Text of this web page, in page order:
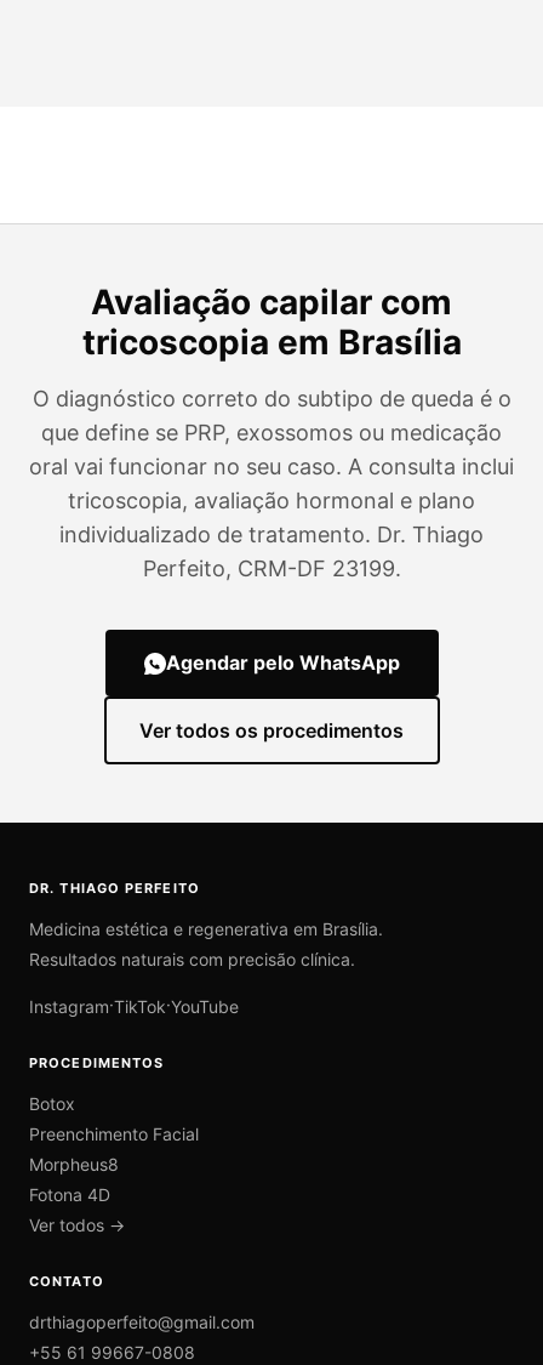
Avaliação capilar com
tricoscopia em Brasília
O diagnóstico correto do subtipo de queda é o
que define se PRP, exossomos ou medicação
oral vai funcionar no seu caso. A consulta inclui
tricoscopia, avaliação hormonal e plano
individualizado de tratamento. Dr. Thiago
Perfeito, CRM-DF 23199.
Agendar pelo WhatsApp
Ver todos os procedimentos
DR. THIAGO PERFEITO
Medicina estética e regenerativa em Brasília.
Resultados naturais com precisão clínica.
Instagram·TikTok·YouTube
PROCEDIMENTOS
Botox
Preenchimento Facial
Morpheus8
Fotona 4D
Ver todos →
CONTATO
drthiagoperfeito@gmail.com
+55 61 99667-0808